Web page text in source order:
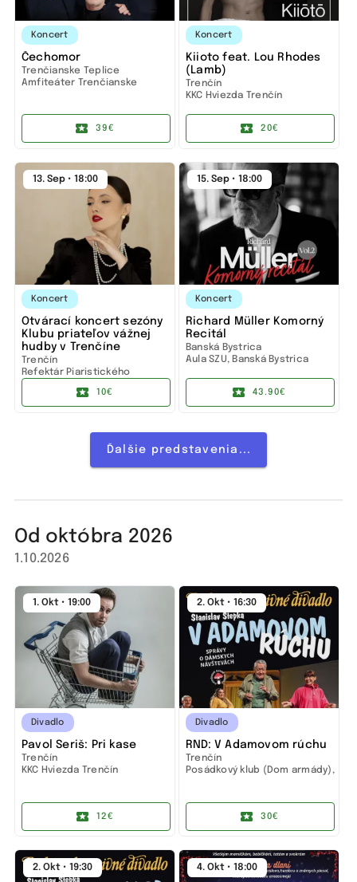
Koncert
Čechomor
Trenčianske Teplice
Amfiteáter Trenčianske
39€
Koncert
Kiioto feat. Lou Rhodes
(Lamb)
Trenčín
KKC Hviezda Trenčín
20€
13. Sep • 18:00
Koncert
Otvárací koncert sezóny
Klubu priateľov vážnej
hudby v Trenčíne
Trenčín
Refektár Piaristického
gymnázia
10€
15. Sep • 18:00
Koncert
Richard Müller Komorný
Recitál
Banská Bystrica
Aula SZU, Banská Bystrica
43.90€
Ďalšie predstavenia...
Od októbra 2026
1.10.2026
1. Okt • 19:00
Divadlo
Pavol Seriš: Pri kase
Trenčín
KKC Hviezda Trenčín
12€
2. Okt • 16:30
Divadlo
RND: V Adamovom rúchu
Trenčín
Posádkový klub (Dom armády),
30€
2. Okt • 19:30 4. Okt • 18:00